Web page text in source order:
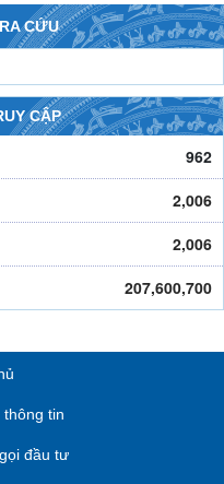
giao hưởng giữa thiên nhiên
CỨU
CẬP
962
2,006
2,006
207,600,700
tin
đầu tư